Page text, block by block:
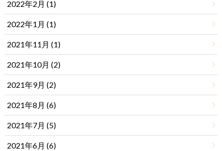
2022年2月 (1)
2022年1月 (1)
2021年11月 (1)
2021年10月 (2)
2021年9月 (2)
2021年8月 (6)
2021年7月 (5)
2021年6月 (6)